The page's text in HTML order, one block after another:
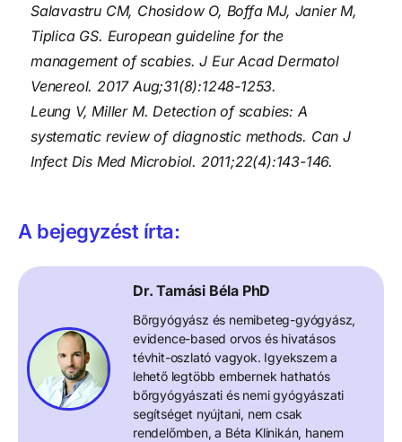
Salavastru CM, Chosidow O, Boffa MJ, Janier M,
Tiplica GS. European guideline for the
management of scabies. J Eur Acad Dermatol
Venereol. 2017 Aug;31(8):1248-1253.
Leung V, Miller M. Detection of scabies: A
systematic review of diagnostic methods. Can J
Infect Dis Med Microbiol. 2011;22(4):143-146.
A bejegyzést írta:
Dr. Tamási Béla PhD
Bőrgyógyász és nemibeteg-gyógyász,
evidence-based orvos és hivatásos
tévhit-oszlató vagyok. Igyekszem a
lehető legtöbb embernek hathatós
bőrgyógyászati és nemi gyógyászati
segítséget nyújtani, nem csak
rendelőmben, a Béta Klinikán, hanem